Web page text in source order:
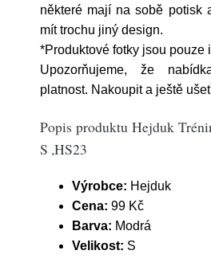
některé mají na sobě potisk
mít trochu jiný design.
*Produktové fotky jsou pouze
Upozorňujeme, že
platnost. Nakoupit a ještě
Popis produktu Hejduk
S ,HS23
Výrobce: Hejduk
Cena: 99 Kč
Barva: Modrá
Velikost: S